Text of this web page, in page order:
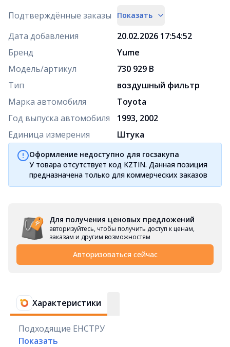
Подтверждённые заказы Показать
Дата добавления
20.02.2026 17:54:52
Бренд
Yume
Модель/артикул
730 929 B
Тип
воздушный фильтр
Марка автомобиля
Toyota
Год выпуска автомобиля
1993, 2002
Единица измерения
Штука
Оформление недоступно для госзакупа
У товара отсутствует код KZTIN. Данная позиция
предназначена только для коммерческих заказов
Для получения ценовых предложений
авторизуйтесь, чтобы получить доступ к ценам,
заказам и другим возможностям
Авторизоваться сейчас
Характеристики
Подходящие ЕНСТРУ
Показать